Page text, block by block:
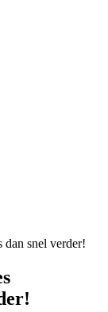
snel verder!